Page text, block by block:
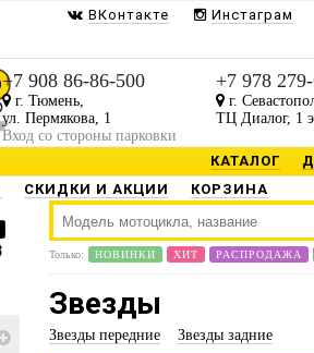
ВКонтакте Инстаграм
+7 908 86-86-500
г. Тюмень,
ул. Пермякова, 1
Вход со стороны парковки
+7 978
г.
ТЦ Диалог, 1
КАТАЛОГ
СКИДКИ И АКЦИИ КОРЗИНА
Только: НОВИНКИ ХИТ РАСПРОДАЖА
Звезды
Звезды передние Звезды задние
Будь в курсе наших
Присылаем только то,